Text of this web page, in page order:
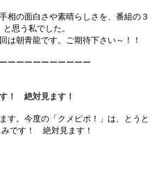
相の面白さや素晴らしさを、番組の３
思う私でした。
朝青龍です。ご期待下さい～！！
ーーーーーーーーーー
絶対見ます！
す。今度の「クメピポ！」は、とうと
みです！ 絶対見ます！